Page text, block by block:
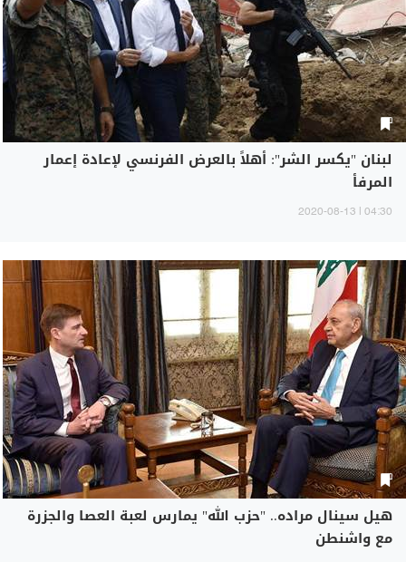
لبنان "يكسر الشر": أهلاً بالعرض الفرنسي لإعادة إعمار
المرفأ
04:30 | 2020-08-13
هيل سينال مراده.. "حزب الله" يمارس لعبة العصا والجزرة
مع واشنطن